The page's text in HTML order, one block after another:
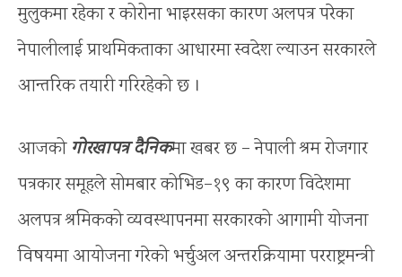
मुलुकमा रहेका र कोरोना भाइरसका कारण अलपत्र परेका
नेपालीलाई प्राथमिकताका आधारमा स्वदेश ल्याउन सरकारले
आन्तरिक तयारी गरिरहेको छ ।
आजको गोरखापत्र दैनिकमा खबर छ – नेपाली श्रम रोजगार
पत्रकार समूहले सोमबार कोभिड–१९ का कारण विदेशमा
अलपत्र श्रमिकको व्यवस्थापनमा सरकारको आगामी योजना
विषयमा आयोजना गरेको भर्चुअल अन्तरक्रियामा परराष्ट्रमन्त्री